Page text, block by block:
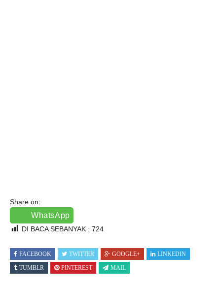
Share on:
WhatsApp
DI BACA SEBANYAK : 724
FACEBOOK TWITTER GOOGLE+
LINKEDIN
TUMBLR
PINTEREST MAIL